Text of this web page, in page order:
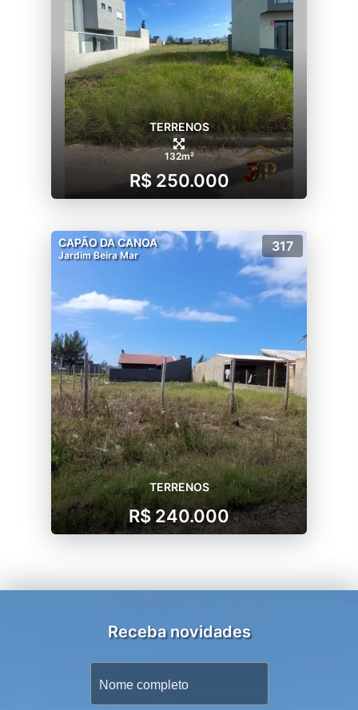
TERRENOS
132m²
R$ 250.000
CAPÃO DA CANOA
Jardim Beira Mar
317
TERRENOS
R$ 240.000
Receba novidades